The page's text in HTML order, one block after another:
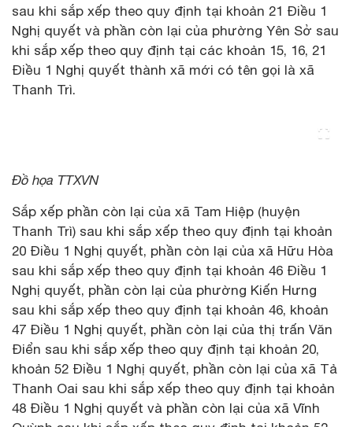
sau khi sắp xếp theo quy định tại khoản 21 Điều 1
Nghị quyết và phần còn lại của phường Yên Sở sau
khi sắp xếp theo quy định tại các khoản 15, 16, 21
Điều 1 Nghị quyết thành xã mới có tên gọi là xã
Thanh Trì.
Đồ họa TTXVN
Sắp xếp phần còn lại của xã Tam Hiệp (huyện
Thanh Trì) sau khi sắp xếp theo quy định tại khoản
20 Điều 1 Nghị quyết, phần còn lại của xã Hữu Hòa
sau khi sắp xếp theo quy định tại khoản 46 Điều 1
Nghị quyết, phần còn lại của phường Kiến Hưng
sau khi sắp xếp theo quy định tại khoản 46, khoản
47 Điều 1 Nghị quyết, phần còn lại của thị trấn Văn
Điển sau khi sắp xếp theo quy định tại khoản 20,
khoản 52 Điều 1 Nghị quyết, phần còn lại của xã Tả
Thanh Oai sau khi sắp xếp theo quy định tại khoản
48 Điều 1 Nghị quyết và phần còn lại của xã Vĩnh